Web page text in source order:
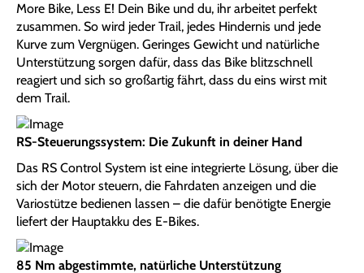
More Bike, Less E! Dein Bike und du, ihr arbeitet perfekt
zusammen. So wird jeder Trail, jedes Hindernis und jede
Kurve zum Vergnügen. Geringes Gewicht und natürliche
Unterstützung sorgen dafür, dass das Bike blitzschnell
reagiert und sich so großartig fährt, dass du eins wirst mit
dem Trail.
RS-Steuerungssystem: Die Zukunft in deiner Hand
Das RS Control System ist eine integrierte Lösung, über die
sich der Motor steuern, die Fahrdaten anzeigen und die
Variostütze bedienen lassen – die dafür benötigte Energie
liefert der Hauptakku des E-Bikes.
85 Nm abgestimmte, natürliche Unterstützung